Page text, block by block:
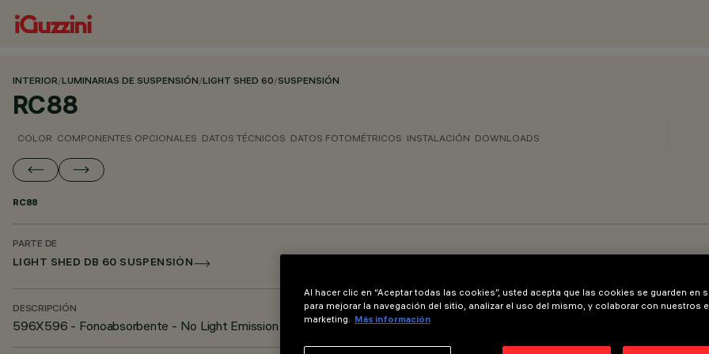
INTERIOR/LUMINARIAS DE SUSPENSIÓN/LIGHT SHED 60/SUSPENSIÓN
RC88
COLOR COMPONENTES OPCIONALES DATOS TÉCNICOS DATOS FOTOMÉTRICOS INSTALACIÓN DOWNLOADS
RC88
PARTE DE
LIGHT SHED DB 60 SUSPENSIÓN
DESCRIPCIÓN
596X596 - Fonoabsorbente - No Light Emission
Al hacer clic en “Aceptar todas las cookies”, usted acepta que las cookies se guarden en
para mejorar la navegación del sitio, analizar el uso del mismo, y colaborar con nuestros
marketing. Más información